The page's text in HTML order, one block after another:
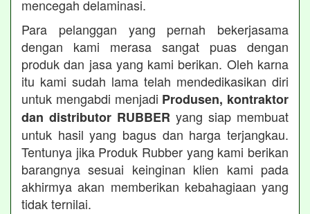
mencegah delaminasi.
Para pelanggan yang pernah bekerjasama
dengan kami merasa sangat puas dengan
produk dan jasa yang kami berikan. Oleh karna
itu kami sudah lama telah mendedikasikan diri
untuk mengabdi menjadi Produsen, kontraktor
dan distributor RUBBER yang siap membuat
untuk hasil yang bagus dan harga terjangkau.
Tentunya jika Produk Rubber yang kami berikan
barangnya sesuai keinginan klien kami pada
akhirmya akan memberikan kebahagiaan yang
tidak ternilai.